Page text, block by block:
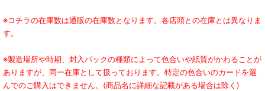
※コチラの在庫数は通販の在庫数となります。各店頭との在庫とは異なりま
す。
※製造場所や時期、封入パックの種類によって色合いや紙質がかわることが
ありますが、同一在庫として扱っております。特定の色合いのカードを選
んでのご購入はできません。(商品名に詳細な記載がある場合は除く)